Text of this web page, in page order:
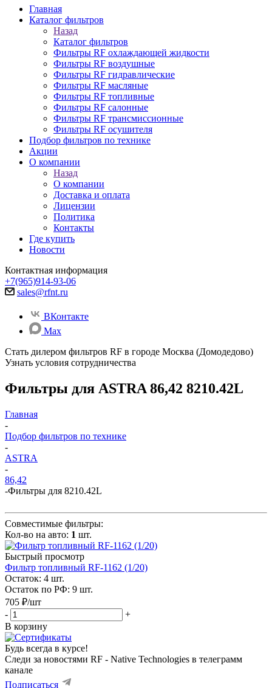
Главная
Каталог фильтров
Назад
Каталог фильтров
Фильтры RF охлаждающей жидкости
Фильтры RF воздушные
Фильтры RF гидравлические
Фильтры RF масляные
Фильтры RF топливные
Фильтры RF салонные
Фильтры RF трансмиссионные
Фильтры RF осушителя
Подбор фильтров по технике
Акции
О компании
Назад
О компании
Доставка и оплата
Лицензии
Политика
Контакты
Где купить
Новости
Контактная информация
+7(965)914-93-06
sales@rfnt.ru
ВКонтакте
Max
Стать дилером фильтров RF в городе Москва (Домодедово)
Узнать условия сотрудничества
Фильтры для ASTRA 86,42 8210.42L
Главная
-
Подбор фильтров по технике
-
ASTRA
-
86,42
-Фильтры для 8210.42L
Совместимые фильтры:
Кол-во на авто: 1 шт.
Быстрый просмотр
Фильтр топливный RF-1162 (1/20)
Остаток: 4 шт.
Остаток по РФ: 9 шт.
705 ₽/шт
-
+
В корзину
Будь всегда в курсе!
Следи за новостями RF - Native Technologies в телеграмм
канале
Подписаться